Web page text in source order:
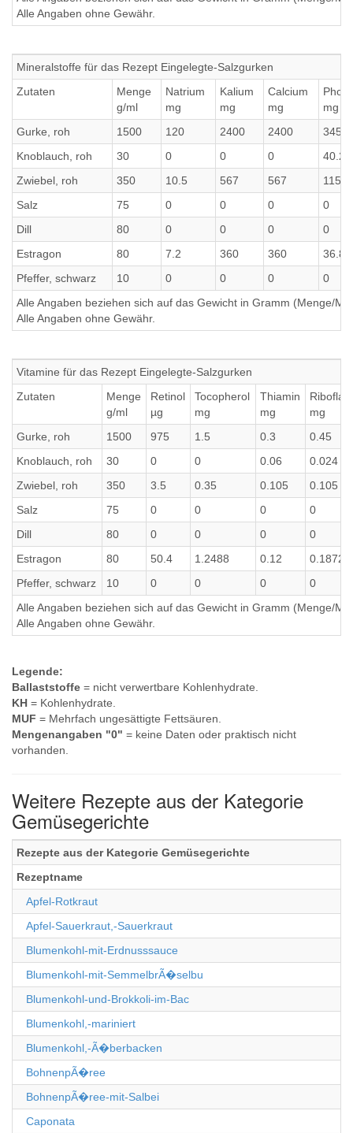
Alle Angaben ohne Gewähr.
Mineralstoffe für das Rezept Eingelegte-Salzgurken
Zutaten
Menge
g/ml
Natrium
mg
Kalium
mg
Calcium
mg
mg
Gurke, roh
1500 120 2400 2400
345
Knoblauch, roh
30 0 0 0
40.2
Zwiebel, roh
350 10.5 567 567
115.5
Salz
75 0 0 0
0
Dill
80 0 0 0
0
Estragon
80 7.2 360 360
36.8
Pfeffer, schwarz
10 0 0 0
0
Alle Angaben beziehen sich auf das Gewicht in Gramm (Menge/
Alle Angaben ohne Gewähr.
Vitamine für das Rezept Eingelegte-Salzgurken
Zutaten
Menge
g/ml
Retinol
µg
Tocopherol
mg
Thiamin
mg
mg
Gurke, roh
1500 975 1.5 0.3
0.45
Knoblauch, roh
30 0 0 0.06
0.024
Zwiebel, roh
350 3.5 0.35 0.105
0.105
Salz
75 0 0 0
0
Dill
80 0 0 0
0
Estragon
80 50.4 1.2488 0.12
Pfeffer, schwarz
10 0 0 0
0
Alle Angaben beziehen sich auf das Gewicht in Gramm (Menge/
Alle Angaben ohne Gewähr.
Legende:
Ballaststoffe = nicht verwertbare Kohlenhydrate.
KH = Kohlenhydrate.
MUF = Mehrfach ungesättigte Fettsäuren.
Mengenangaben "0" = keine Daten oder praktisch nicht
vorhanden.
Weitere Rezepte aus der Kategorie
Gemüsegerichte
Rezepte aus der Kategorie Gemüsegerichte
Rezeptname
Apfel-Rotkraut
Apfel-Sauerkraut,-Sauerkraut
Blumenkohl-mit-Erdnusssauce
Blumenkohl-mit-SemmelbrÃ�selbu
Blumenkohl-und-Brokkoli-im-Bac
Blumenkohl,-mariniert
Blumenkohl,-Ã�berbacken
BohnenpÃ�ree
BohnenpÃ�ree-mit-Salbei
Caponata